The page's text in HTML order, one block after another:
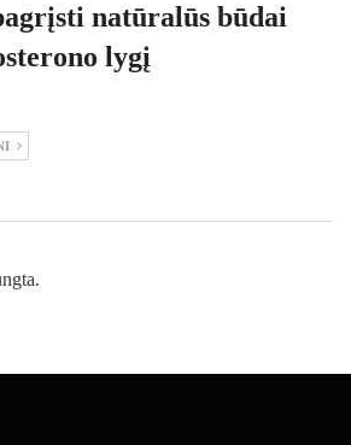
natūralūs būdai
lygį